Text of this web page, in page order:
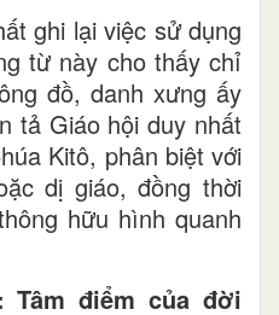
ghi lại việc sử dụng
từ này cho thấy chỉ
đồ, danh xưng ấy
tả Giáo hội duy nhất
Kitô, phân biệt với
dị giáo, đồng thời
hữu hình quanh
Tâm điểm của đời